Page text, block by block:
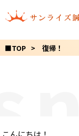
■TOP 復帰！